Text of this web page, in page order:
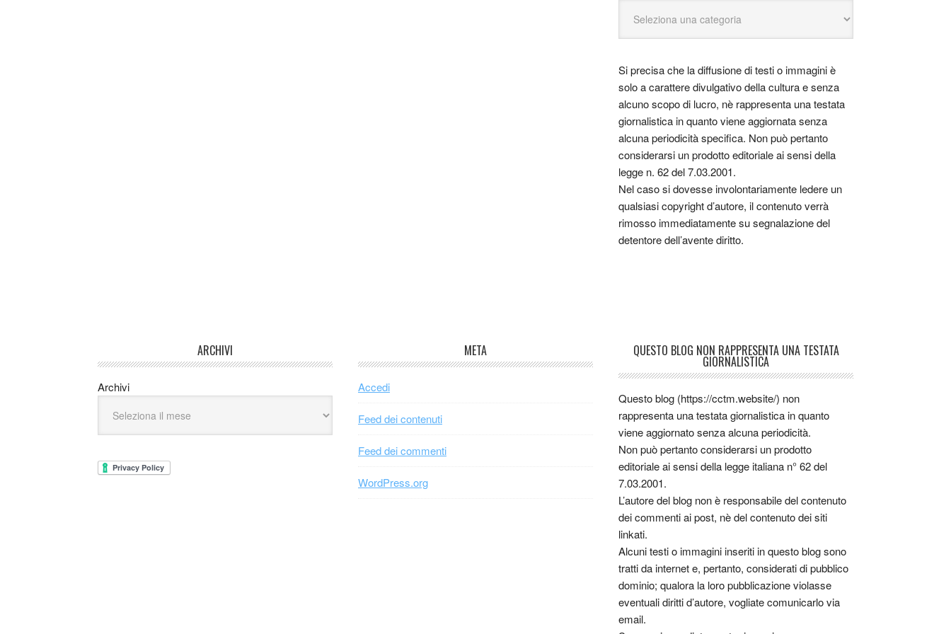
Si precisa che la diffusione di testi o immagini è
solo a carattere divulgativo della cultura e senza
alcuno scopo di lucro, nè rappresenta una testata
giornalistica in quanto viene aggiornata senza
alcuna periodicità specifica. Non può pertanto
considerarsi un prodotto editoriale ai sensi della
legge n. 62 del 7.03.2001.
Nel caso si dovesse involontariamente ledere un
qualsiasi copyright d’autore, il contenuto verrà
rimosso immediatamente su segnalazione del
detentore dell’avente diritto.
ARCHIVI
Archivi
META
Accedi
Feed dei contenuti
Feed dei commenti
WordPress.org
QUESTO BLOG NON RAPPRESENTA UNA TESTATA
GIORNALISTICA
Questo blog (https://cctm.website/) non
rappresenta una testata giornalistica in quanto
viene aggiornato senza alcuna periodicità.
Non può pertanto considerarsi un prodotto
editoriale ai sensi della legge italiana n° 62 del
7.03.2001.
L’autore del blog non è responsabile del contenuto
dei commenti ai post, nè del contenuto dei siti
linkati.
Alcuni testi o immagini inseriti in questo blog sono
tratti da internet e, pertanto, considerati di pubblico
dominio; qualora la loro pubblicazione violasse
eventuali diritti d’autore, vogliate comunicarlo via
email.